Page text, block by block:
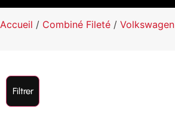
Accueil / Combiné Fileté / Volkswagen
Filtrer